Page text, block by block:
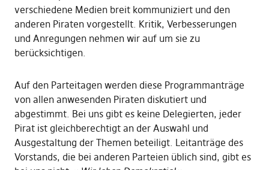
verschiedene Medien breit kommuniziert und den
anderen Piraten vorgestellt. Kritik, Verbesserungen
und Anregungen nehmen wir auf um sie zu
berücksichtigen.
Auf den Parteitagen werden diese Programmanträge
von allen anwesenden Piraten diskutiert und
abgestimmt. Bei uns gibt es keine Delegierten, jeder
Pirat ist gleichberechtigt an der Auswahl und
Ausgestaltung der Themen beteiligt. Leitanträge des
Vorstands, die bei anderen Parteien üblich sind, gibt es